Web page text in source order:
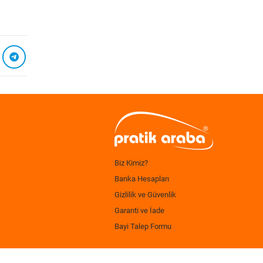
Biz Kimiz?
Banka Hesapları
Gizlilik ve Güvenlik
Garanti ve İade
Bayi Talep Formu